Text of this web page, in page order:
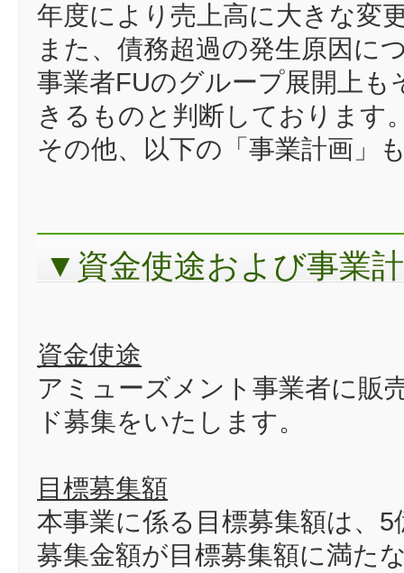
年度により売上高に大きな変
また、債務超過の発生原因に
事業者FUのグループ展開上
きるものと判断しております
その他、以下の「事業計画」
▼資金使途および事業
資金使途
アミューズメント事業者に販
ド募集をいたします。
目標募集額
本事業に係る目標募集額は、5
募集金額が目標募集額に満た